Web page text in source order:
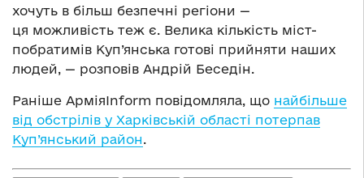
хочуть в більш безпечні регіони —
ця можливість теж є. Велика кількість міст-
побратимів Куп’янська готові прийняти наших
людей, — розповів Андрій Беседін.
Раніше АрміяInform повідомляла, що найбільше
від обстрілів у Харківській області потерпав
Куп’янський район.